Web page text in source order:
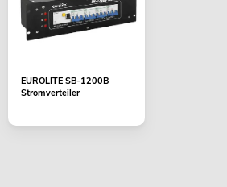
EUROLITE SB-1200B
Stromverteiler